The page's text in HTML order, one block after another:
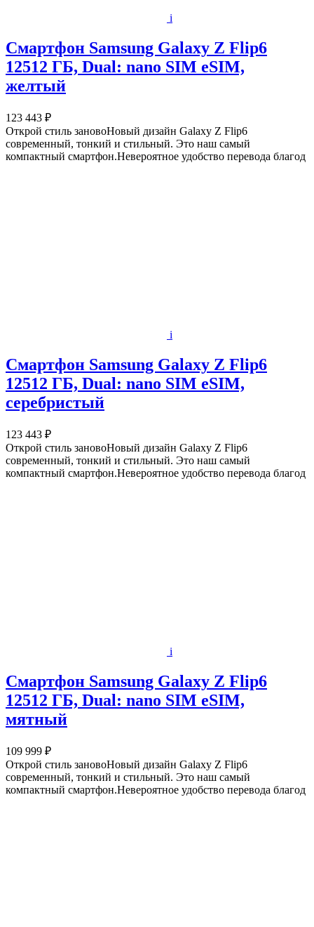
i
Смартфон Samsung Galaxy Z Flip6
12512 ГБ, Dual: nano SIM eSIM,
желтый
123 443 ₽
Открой стиль зановоНовый дизайн Galaxy Z Flip6
современный, тонкий и стильный. Это наш самый
компактный смартфон.Невероятное удобство перевода благод
i
Смартфон Samsung Galaxy Z Flip6
12512 ГБ, Dual: nano SIM eSIM,
серебристый
123 443 ₽
Открой стиль зановоНовый дизайн Galaxy Z Flip6
современный, тонкий и стильный. Это наш самый
компактный смартфон.Невероятное удобство перевода благод
i
Смартфон Samsung Galaxy Z Flip6
12512 ГБ, Dual: nano SIM eSIM,
мятный
109 999 ₽
Открой стиль зановоНовый дизайн Galaxy Z Flip6
современный, тонкий и стильный. Это наш самый
компактный смартфон.Невероятное удобство перевода благод